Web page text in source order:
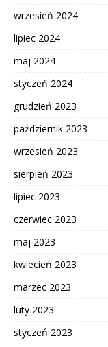
wrzesień 2024
lipiec 2024
maj 2024
styczeń 2024
grudzień 2023
październik 2023
wrzesień 2023
sierpień 2023
lipiec 2023
czerwiec 2023
maj 2023
kwiecień 2023
marzec 2023
luty 2023
styczeń 2023